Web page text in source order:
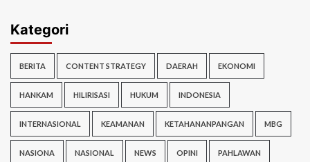
Kategori
BERITA CONTENT STRATEGY DAERAH EKONOMI
HANKAM HILIRISASI HUKUM INDONESIA
INTERNASIONAL KEAMANAN KETAHANANPANGAN MBG
NASIONA NASIONAL NEWS OPINI PAHLAWAN